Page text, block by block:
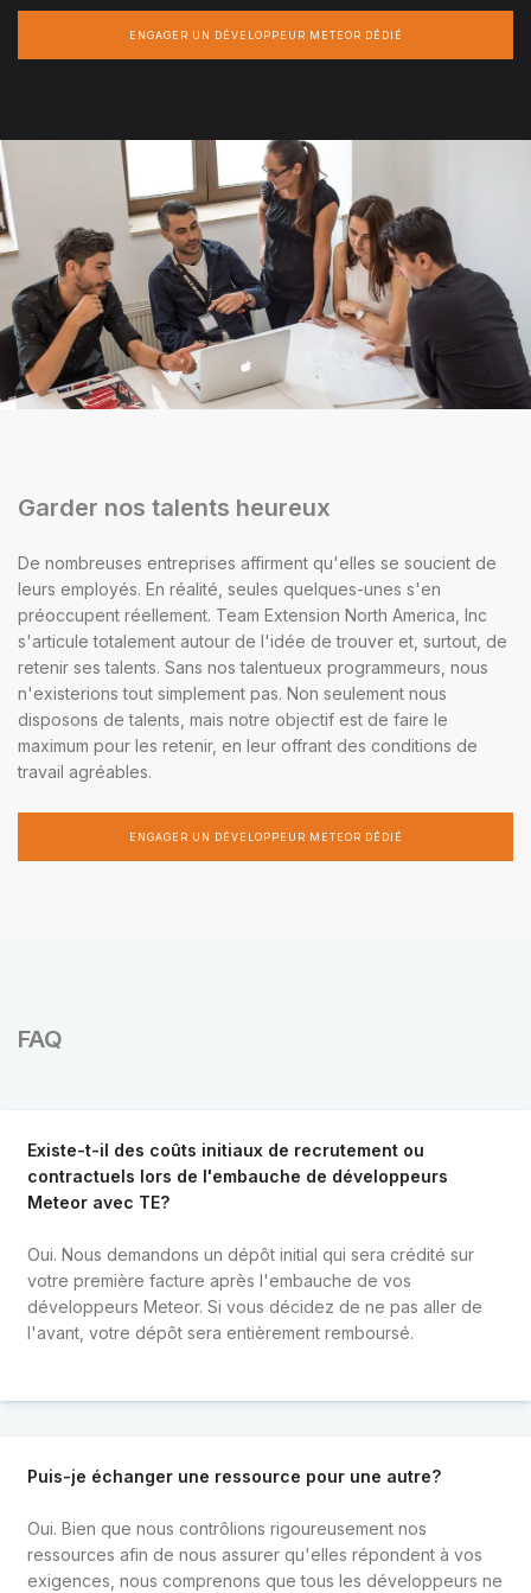
ENGAGER UN DÉVELOPPEUR METEOR DÉDIÉ
Garder nos talents heureux
De nombreuses entreprises affirment qu'elles se soucient de
leurs employés. En réalité, seules quelques-unes s'en
préoccupent réellement. Team Extension North America, Inc
s'articule totalement autour de l'idée de trouver et, surtout, de
retenir ses talents. Sans nos talentueux programmeurs, nous
n'existerions tout simplement pas. Non seulement nous
disposons de talents, mais notre objectif est de faire le
maximum pour les retenir, en leur offrant des conditions de
travail agréables.
ENGAGER UN DÉVELOPPEUR METEOR DÉDIÉ
FAQ
Existe-t-il des coûts initiaux de recrutement ou
contractuels lors de l'embauche de développeurs
Meteor avec TE?
Oui. Nous demandons un dépôt initial qui sera crédité sur
votre première facture après l'embauche de vos
développeurs Meteor. Si vous décidez de ne pas aller de
l'avant, votre dépôt sera entièrement remboursé.
Puis-je échanger une ressource pour une autre?
Oui. Bien que nous contrôlions rigoureusement nos
ressources afin de nous assurer qu'elles répondent à vos
exigences, nous comprenons que tous les développeurs ne